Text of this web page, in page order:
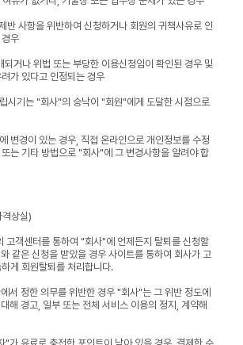
반 사항을 위반하여 신청하거나 회원의 귀책사유로 인
우
거나 위법 또는 부당한 이용신청임이 확인된 경우 및
가 있다고 인정되는 경우
시기는 "회사"의 승낙이 "회원"에게 도달한 시점으로
변경이 있는 경우, 직접 온라인으로 개인정보를 수정
는 기타 방법으로 "회사"에 그 변경사항을 알려야 합
상실)
고객센터를 통하여 "회사"에 언제든지 탈퇴를 신청할
같은 신청을 받았을 경우 사이트를 통하여 회사가 고
게 회원탈퇴를 처리합니다.
서 정한 의무를 위반한 경우 "회사"는 그 위반 정도에
해 경고, 일부 또는 전체 서비스 이용의 정지, 계약해